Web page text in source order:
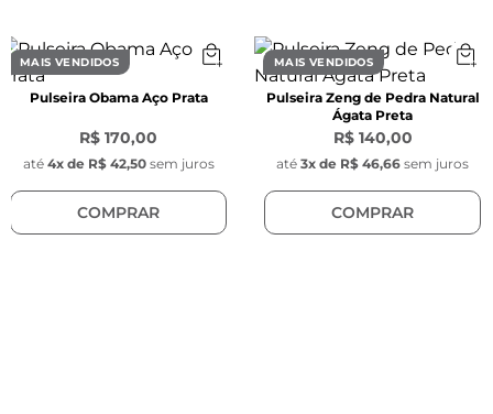
- Modelo: Retangular com o simbolo do infinito
SAIBA MAIS
O anel Infinite foi desenvolvido para amores
eternos! Aqueles que ultrapassam o princípio
da existência. Seu formato retangular carrega
o símbolo desse amor eterno, o infinito. Possui
gravação interna com a frase "I'll take care!"
MAIS VENDIDOS
Pulseira Obama Aço Prata
R$ 170,00
até 4x de R$ 42,50 sem juros
COMPRAR
MAIS VENDIDOS
Pulseira Zeng de Pedra Natural
Ágata Preta
R$ 140,00
até 3x de R$ 46,66 sem juros
COMPRAR